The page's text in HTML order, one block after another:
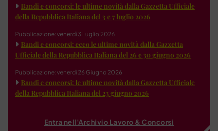
Bandi e concorsi: le ultime novità dalla Gazzetta Ufficiale
della Repubblica Italiana del 3 e 7 luglio 2026
Pubblicazione: venerdì 3 Luglio 2026
Bandi e concorsi: ecco le ultime novità dalla Gazzetta
Ufficiale della Repubblica Italiana del 26 e 30 giugno 2026
Pubblicazione: venerdì 26 Giugno 2026
Bandi e concorsi: le ultime novità dalla Gazzetta Ufficiale
della Repubblica Italiana del 23 giugno 2026
Entra nell'Archivio Lavoro & Concorsi